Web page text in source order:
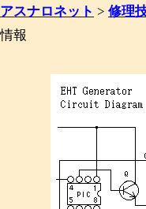
アスナロネット > 修理
情報